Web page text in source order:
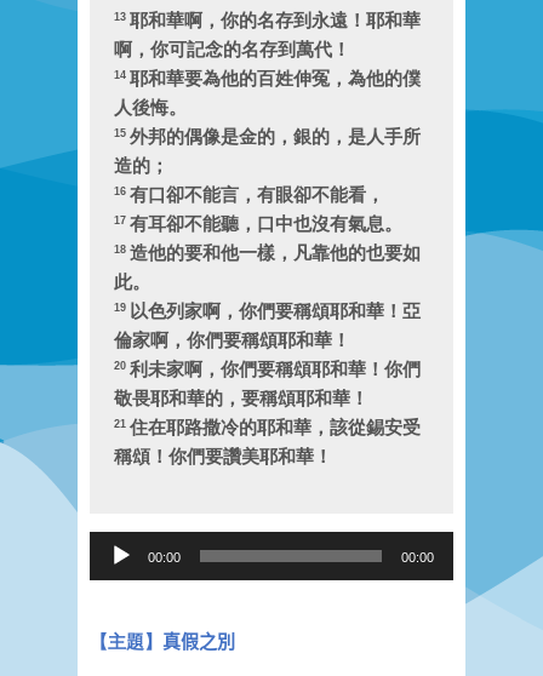
13 耶和華啊，你的名存到永遠！耶和華
啊，你可記念的名存到萬代 ！
14 耶和華要為他的百姓伸冤，為他的僕
人後悔。
15 外邦的偶像是金的，銀的，是人手所
造的 ；
16 有口卻不能言，有眼卻不能看 ，
17 有耳卻不能聽，口中也沒有氣息。
18 造他的要和他一樣，凡靠他的也要如
此。
19 以色列家啊，你們要稱頌耶和華！亞
倫家啊，你們要稱頌耶和華 ！
20 利未家啊，你們要稱頌耶和華！你們
敬畏耶和華的，要稱頌耶和華 ！
21 住在耶路撒冷的耶和華，該從錫安受
稱頌！你們要讚美耶和華 ！
Audio
00:00 00:00
【主題】 真假之別